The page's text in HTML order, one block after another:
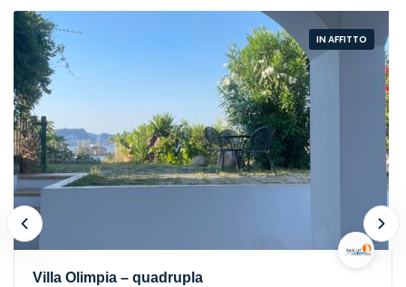
IN AFFITTO
Villa Olimpia – quadrupla